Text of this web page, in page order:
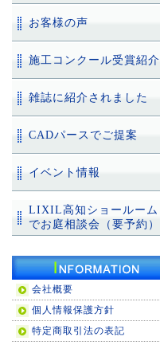
お客様の声
施工コンクール受賞紹介
雑誌に紹介されました
CADパースでご提案
イベント情報
LIXIL高知ショールーム
でお庭相談会（要予約）
会社概要
個人情報保護方針
特定商取引法の表記